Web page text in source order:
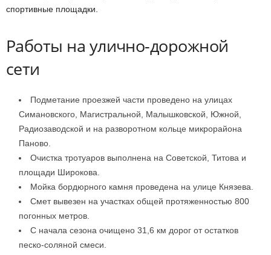
спортивные площадки.
Работы на улично-дорожной
сети
Подметание проезжей части проведено на улицах
Симановского, Магистральной, Малышковской, Южной,
Радиозаводской и на разворотном кольце микрорайона
Паново.
Очистка тротуаров выполнена на Советской, Титова и
площади Широкова.
Мойка бордюрного камня проведена на улице Князева.
Смет вывезен на участках общей протяженностью 800
погонных метров.
С начала сезона очищено 31,6 км дорог от остатков
песко-соляной смеси.